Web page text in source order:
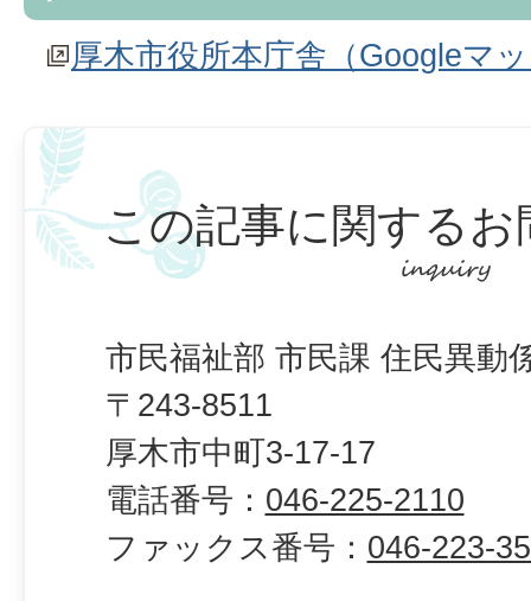
厚木市役所本庁舎（Googleマ
この記事に関するお
市民福祉部 市民課 住民異動
〒243-8511
厚木市中町3-17-17
電話番号： 046-225-2110
ファックス番号： 046-223-